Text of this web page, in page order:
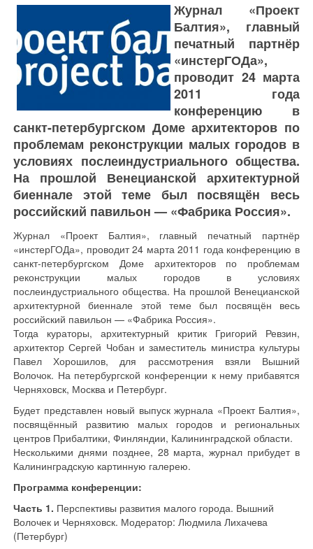
Журнал «Проект
Балтия», главный
печатный партнёр
«инстерГОДа»,
проводит 24 марта
2011 года
конференцию в
санкт-петербургском Доме архитекторов по
проблемам реконструкции малых городов в
условиях послеиндустриального общества.
На прошлой Венецианской архитектурной
биеннале этой теме был посвящён весь
российский павильон — «Фабрика Россия».
Журнал «Проект Балтия», главный печатный партнёр
«инстерГОДа», проводит 24 марта 2011 года конференцию в
санкт-петербургском Доме архитекторов по проблемам
реконструкции малых городов в условиях
послеиндустриального общества. На прошлой Венецианской
архитектурной биеннале этой теме был посвящён весь
российский павильон — «Фабрика Россия».
Тогда кураторы, архитектурный критик Григорий Ревзин,
архитектор Сергей Чобан и заместитель министра культуры
Павел Хорошилов, для рассмотрения взяли Вышний
Волочок. На петербургской конференции к нему прибавятся
Черняховск, Москва и Петербург.
Будет представлен новый выпуск журнала «Проект Балтия»,
посвящённый развитию малых городов и региональных
центров Прибалтики, Финляндии, Калининградской области.
Несколькими днями позднее, 28 марта, журнал прибудет в
Калининградскую картинную галерею.
Программа конференции:
Часть 1. Перспективы развития малого города. Вышний
Волочек и Черняховск. Модератор: Людмила Лихачева
(Петербург)